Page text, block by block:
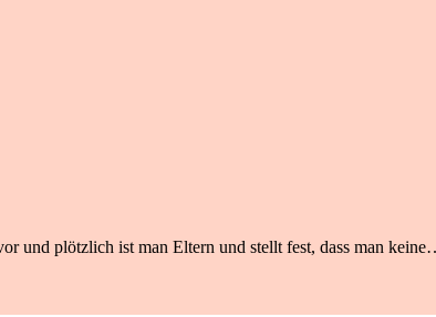
und plötzlich ist man Eltern und stellt fest, dass man